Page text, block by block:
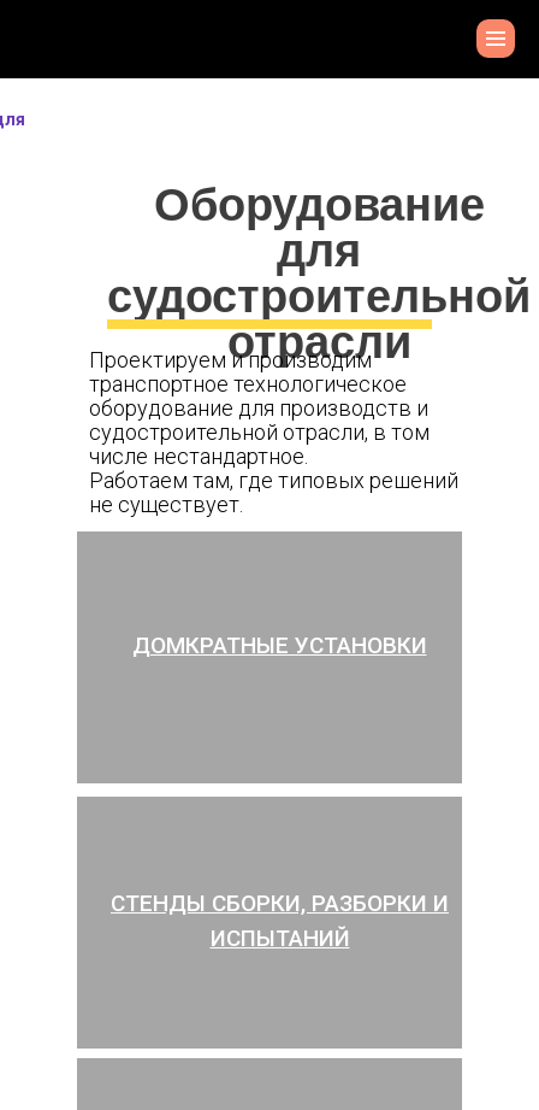
Оборудование
для
судостроительной
отрасли
ДОМКРАТНЫЕ УСТАНОВКИ
СТЕНДЫ СБОРКИ, РАЗБОРКИ И
ИСПЫТАНИЙ
Проектируем и производим
транспортное технологическое
оборудование для производств и
судостроительной отрасли, в том
числе нестандартное.
Работаем там, где типовых решений
не существует.